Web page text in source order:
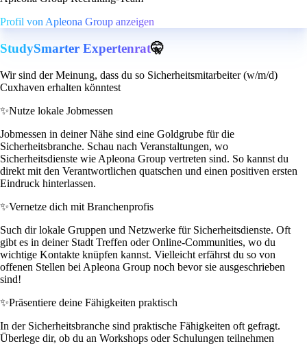
Profil von Apleona Group anzeigen
StudySmarter Expertenrat🤫
Wir sind der Meinung, dass du so Sicherheitsmitarbeiter (w/m/d)
Cuxhaven erhalten könntest
✨Nutze lokale Jobmessen
Jobmessen in deiner Nähe sind eine Goldgrube für die
Sicherheitsbranche. Schau nach Veranstaltungen, wo
Sicherheitsdienste wie Apleona Group vertreten sind. So kannst du
direkt mit den Verantwortlichen quatschen und einen positiven ersten
Eindruck hinterlassen.
✨Vernetze dich mit Branchenprofis
Such dir lokale Gruppen und Netzwerke für Sicherheitsdienste. Oft
gibt es in deiner Stadt Treffen oder Online-Communities, wo du
wichtige Kontakte knüpfen kannst. Vielleicht erfährst du so von
offenen Stellen bei Apleona Group noch bevor sie ausgeschrieben
sind!
✨Präsentiere deine Fähigkeiten praktisch
In der Sicherheitsbranche sind praktische Fähigkeiten oft gefragt.
Überlege dir, ob du an Workshops oder Schulungen teilnehmen